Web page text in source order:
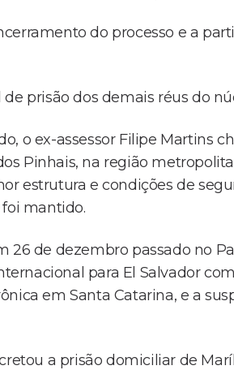
do processo e a
prisão dos demais réus do
o ex-assessor Filipe Martins
Pinhais, na região
estrutura e condições de
mantido.
26 de dezembro passado no
para El Salvador
em Santa Catarina, e a
a prisão domiciliar de